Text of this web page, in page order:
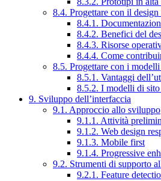
8.4. Progettare con il design
8.4.1.
8.4.2. Benefici del
8.4.3. Risorse
8.4.4. Come
8.5. Progettare con i
8.5.1. Vantaggi
8.5.2. I modelli di
9. Sviluppo dell’interfaccia
9.1. Approccio allo sviluppo
9.1.1. Attività
9.1.2. Web design
9.1.3. Mobile first
9.1.4. Progressive
9.2. Strumenti di supporto
9.2.1. Feature